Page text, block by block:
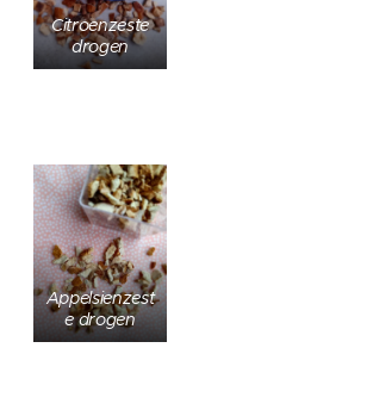
Citroenzeste
drogen
Appelsienzest
e drogen